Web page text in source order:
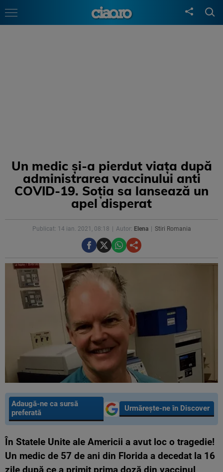
Un medic și-a pierdut viața după
administrarea vaccinului anti
COVID-19. Soția sa lansează un
apel disperat
Publicat: 14 ian. 2021, 08:18 Autor: Elena Stiri Romania
Adaugă-ne ca sursă
preferată
Urmărește-ne în Discover
În Statele Unite ale Americii a avut loc o tragedie!
Un medic de 57 de ani din Florida a decedat la 16